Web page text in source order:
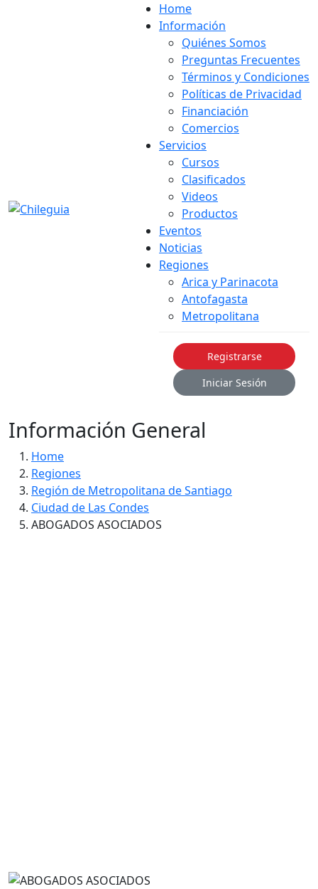
Home
Información
Quiénes Somos
Preguntas Frecuentes
Términos y Condiciones
Políticas de Privacidad
Financiación
Comercios
Servicios
Cursos
Clasificados
Videos
Productos
Eventos
Noticias
Regiones
Arica y Parinacota
Antofagasta
Metropolitana
Registrarse
Iniciar Sesión
Información General
Home
Regiones
Región de Metropolitana de Santiago
Ciudad de Las Condes
ABOGADOS ASOCIADOS